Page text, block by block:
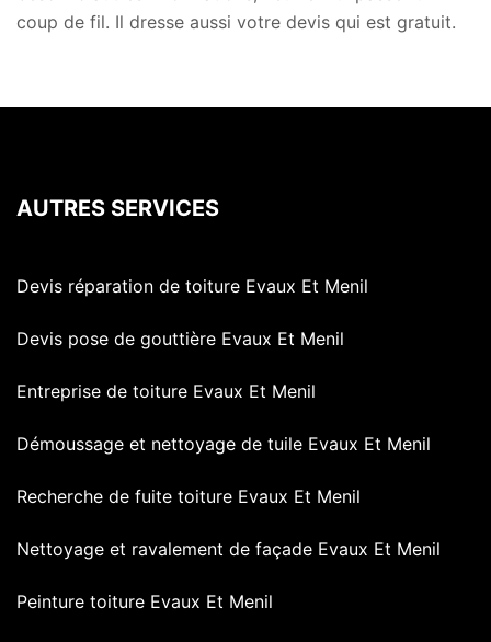
coup de fil. Il dresse aussi votre devis qui est gratuit.
AUTRES SERVICES
Devis réparation de toiture Evaux Et Menil
Devis pose de gouttière Evaux Et Menil
Entreprise de toiture Evaux Et Menil
Démoussage et nettoyage de tuile Evaux Et Menil
Recherche de fuite toiture Evaux Et Menil
Nettoyage et ravalement de façade Evaux Et Menil
Peinture toiture Evaux Et Menil